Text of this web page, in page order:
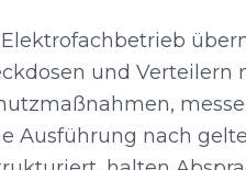
und
Ausführung nach